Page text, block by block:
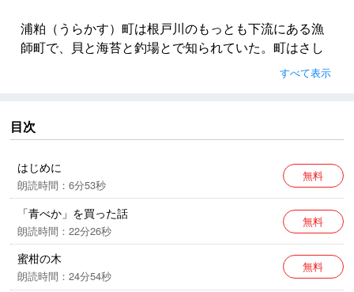
浦粕（うらかす）町は根戸川のもっとも下流にある漁
師町で、貝と海苔と釣場とで知られていた。町はさし
て大きくはないが、貝の罐詰（かんづめ）工場と、貝
殻を焼いて石灰を作る工場と、冬から春にかけて無数
めの釣舟屋と、ごったくやといわれる小料理屋の多い
のが、他の町とは違った性格をみせていた。
※本作品中には、今日からすると不適切な表現が見られ
ますが、作品の時代背景と著者の意図を尊重し、その
ままの形で配信いたします。
すべて表示
目次
はじめに
朗読時間：6分53秒
無料
「青べか」を買った話
朗読時間：22分26秒
無料
蜜柑の木
朗読時間：24分54秒
無料